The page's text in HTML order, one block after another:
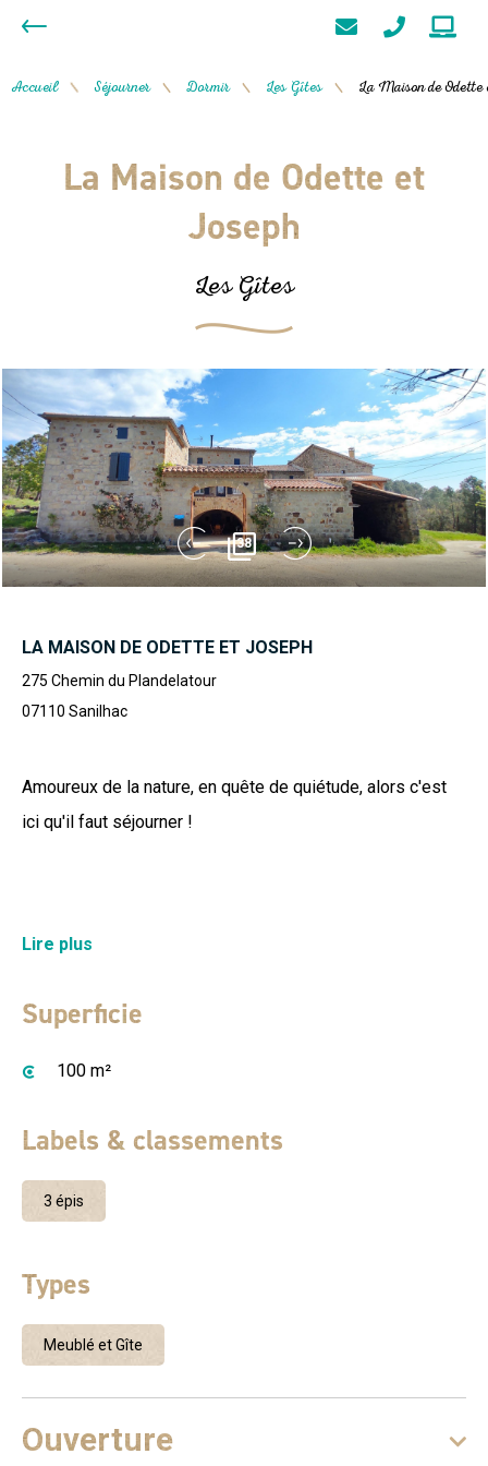
Accueil / Séjourner / Dormir / Les Gîtes / La Maison de Odette
La Maison de Odette et
Joseph
Les Gîtes
38
LA MAISON DE ODETTE ET JOSEPH
275 Chemin du Plandelatour
07110 Sanilhac
Amoureux de la nature, en quête de quiétude, alors c'est
ici qu'il faut séjourner !
Cette ancienne ferme, familiale depuis plusieurs
ardéchoise. Elle offre un bel espace intérieur, confortable
Posez-vous pour de savoureux moments de lecture dans
la belle pièce voûtée en pierre (27 m2), dotée de petits
éclairages tamisés au sol, pour vos soirées. Un grand
terrain privatif devant le gîte permettra à vos enfants de
gambader et de jouer au ballon . terrain de pétanque 12x4
badminton , panier de basket , jeu molkky ( quille ) boules
pétanque enfant . Vous n'êtes qu'à 10 minutes du joli
village médiéval de Largentière et de Joyeuse où vous
trouverez tous commerces. C'est un lieu idéal pour les
de caractère de Balazuc, Labeaume, Vogüé, des célèbres
Lire plus
Superficie
100 m²
Labels & classements
3 épis
Types
Meublé et Gîte
Ouverture